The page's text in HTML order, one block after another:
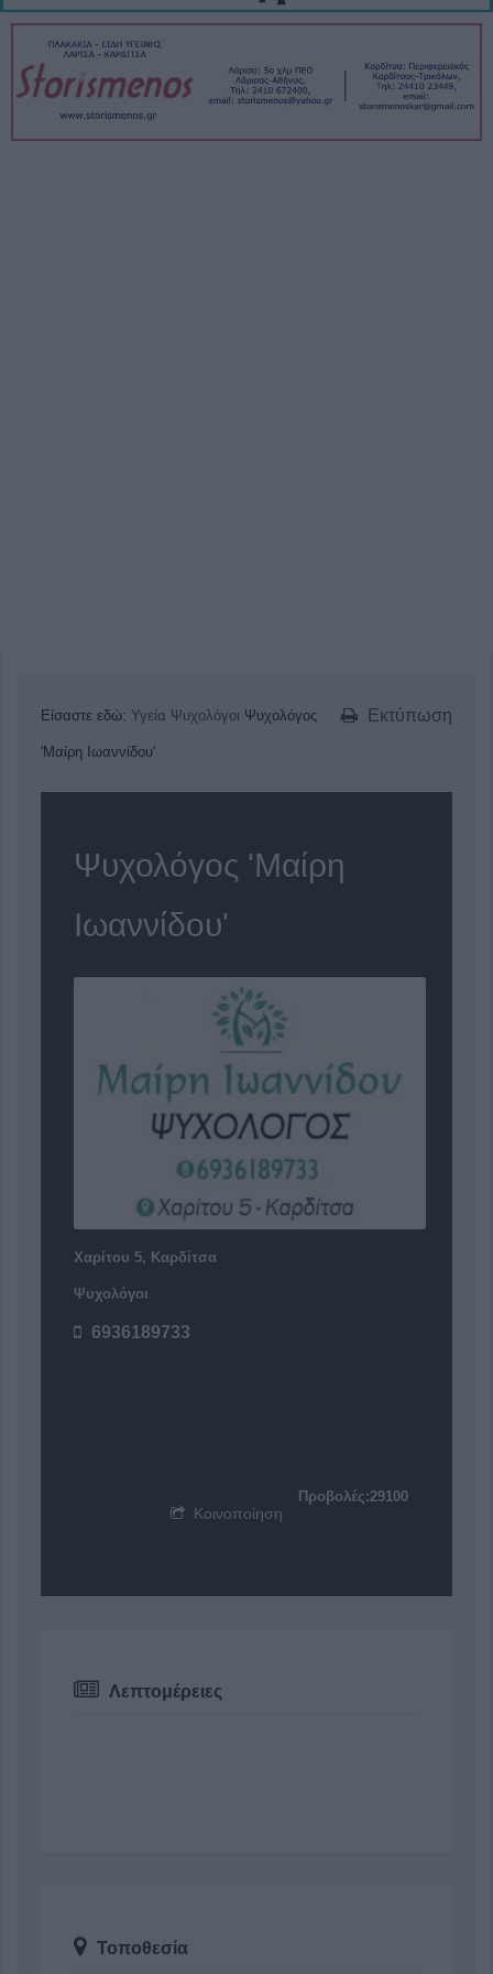
Εκτύπωση
Είσαστε εδώ: Υγεία Ψυχολόγοι Ψυχολόγος
'Μαίρη Ιωαννίδου'
Ψυχολόγος 'Μαίρη
Ιωαννίδου'
Χαρίτου 5, Καρδίτσα
Ψυχολόγοι
6936189733
Προβολές:29100
Κοινοποίηση
Λεπτομέρειες
Τοποθεσία